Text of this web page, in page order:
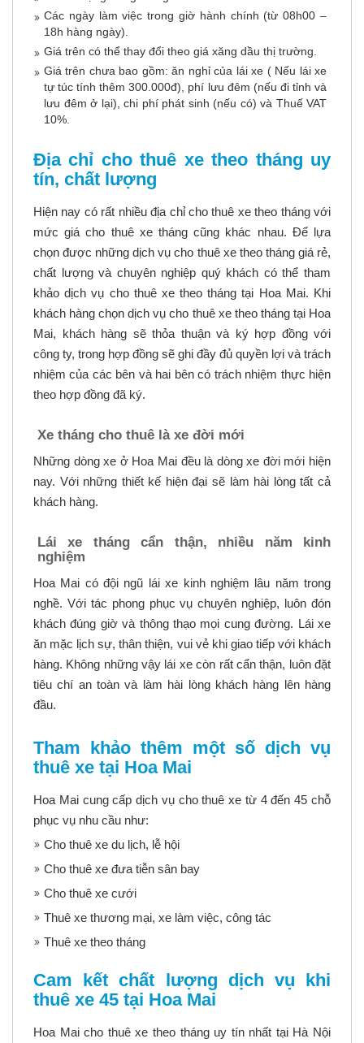
Các ngày làm việc trong giờ hành chính (từ 08h00 –
18h hàng ngày).
Giá trên có thể thay đổi theo giá xăng dầu thị trường.
Giá trên chưa bao gồm: ăn nghỉ của lái xe ( Nếu lái xe
tự túc tính thêm 300.000đ), phí lưu đêm (nếu đi tỉnh và
lưu đêm ở lại), chi phí phát sinh (nếu có) và Thuế VAT
10%.
Địa chỉ cho thuê xe theo tháng uy
tín, chất lượng
Hiện nay có rất nhiềuđịa chỉ cho thuê xe theo thángvới
mức giá cho thuê xe tháng cũng khác nhau. Để lựa
chọn được những dịch vụ cho thuê xe theo tháng giá rẻ,
chất lượng và chuyên nghiệp quý khách có thể tham
khảo dịch vụ cho thuê xe theo tháng tại Hoa Mai. Khi
khách hàng chọn dịch vụ cho thuê xe theo tháng tại Hoa
Mai, khách hàng sẽ thỏa thuận và ký hợp đồng với
công ty, trong hợp đồng sẽ ghi đầy đủ quyền lợi và trách
nhiệm của các bên và hai bên có trách nhiệm thực hiện
theo hợp đồng đã ký.
Xe tháng cho thuê là xe đời mới
Những dòng xe ở Hoa Mai đều là dòng xe đời mới hiện
nay. Với những thiết kế hiện đại sẽ làm hài lòng tất cả
khách hàng.
Lái xe tháng cẩn thận, nhiều năm kinh
nghiệm
Hoa Mai có đội ngũ lái xe kinh nghiệm lâu năm trong
nghề. Với tác phong phục vụ chuyên nghiệp, luôn đón
khách đúng giờ và thông thạo mọi cung đường. Lái xe
ăn mặc lịch sự, thân thiện, vui vẻ khi giao tiếp với khách
hàng. Không những vậy lái xe còn rất cẩn thận, luôn đặt
tiêu chí an toàn và làm hài lòng khách hàng lên hàng
đầu.
Tham khảo thêm một số dịch vụ
thuê xe tại Hoa Mai
Hoa Mai cung cấp dịch vụ cho thuê xe từ 4 đến 45 chỗ
phục vụ nhu cầu như:
Cho thuê xe du lịch, lễ hội
Cho thuê xe đưa tiễn sân bay
Cho thuê xe cưới
Thuê xe thương mại, xe làm việc, công tác
Thuê xe theo tháng
Cam kết chất lượng dịch vụ khi
thuê xe 45 tại Hoa Mai
Hoa Maicho thuê xe theo thánguy tín nhất tại Hà Nội